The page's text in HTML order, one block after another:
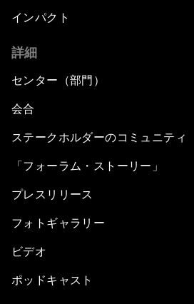
インパクト
詳細
センター（部門）
会合
ステークホルダーのコミュニティ
「フォーラム・ストーリー」
プレスリリース
フォトギャラリー
ビデオ
ポッドキャスト